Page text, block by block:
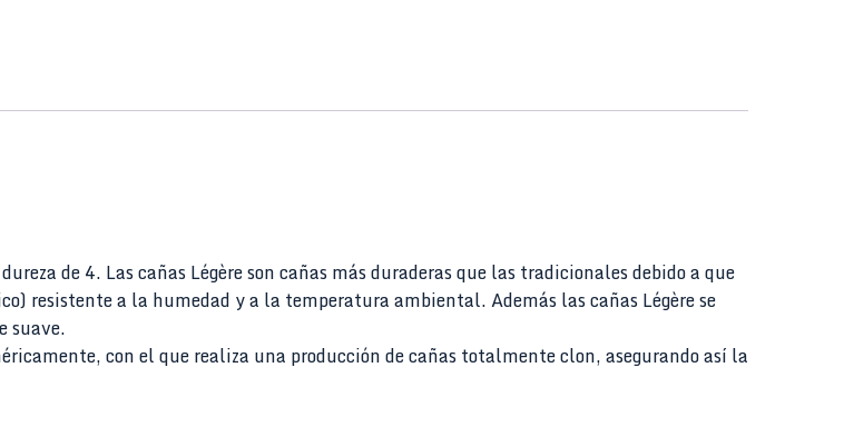
de 4. Las cañas Légère son cañas más duraderas que las tradicionales debido a que
resistente a la humedad y a la temperatura ambiental. Además las cañas Légère se
suave.
con el que realiza una producción de cañas totalmente clon, asegurando así la